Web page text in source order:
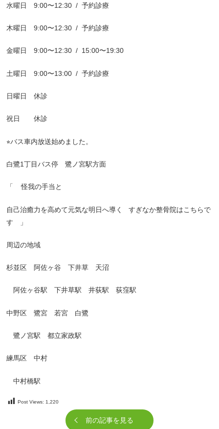
水曜日9:00〜12:30 / 予約診療
木曜日9:00〜12:30 / 予約診療
金曜日9:00〜12:30 / 15:00〜19:30
土曜日9:00〜13:00 / 予約診療
日曜日 休診
祝日 休診
⭐︎バス車内放送始めました。
白鷺1丁目バス停 鷺ノ宮駅方面
「 怪我の手当と
自己治癒力を高めて元気な明日へ導く
すぎなか整骨院はこちらで
す 」
周辺の地域
杉並区 阿佐ヶ谷 下井草 天沼
阿佐ヶ谷駅 下井草駅 井荻駅 荻窪駅
中野区 鷺宮 若宮 白鷺
鷺ノ宮駅 都立家政駅
練馬区 中村
中村橋駅
Post Views: 1,220
前の記事を見る